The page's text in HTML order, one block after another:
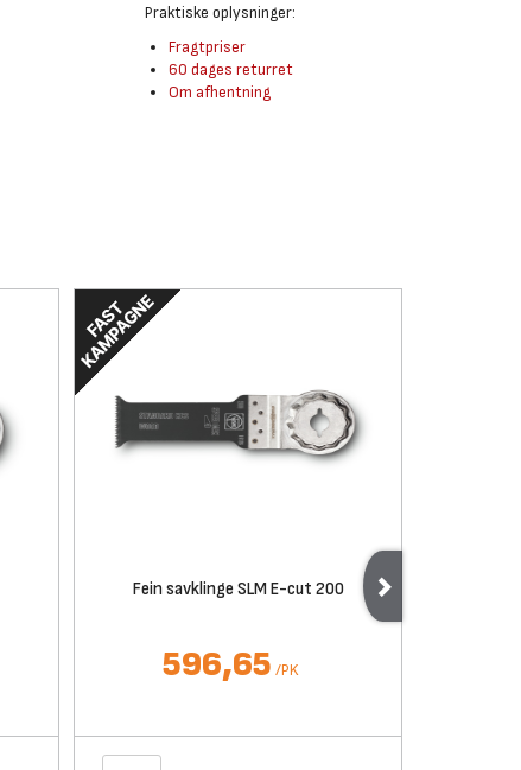
Praktiske oplysninger:
Fragtpriser
60 dages returret
Om afhentning
Fein savklinge SLM E-cut 200
596,65 /PK